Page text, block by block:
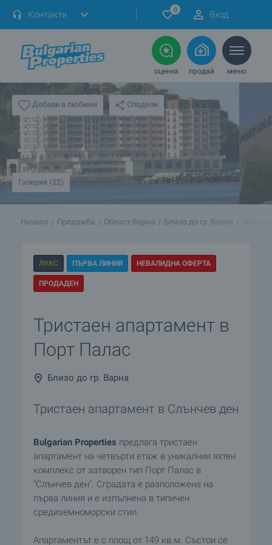
Контакти 0 Вход
оценка продай меню
Добави в любими Сподели
Галерия (22)
Начало Продажба Област Варна Близо до гр. Варна
ЛУКС ПЪРВА ЛИНИЯ НЕВАЛИДНА ОФЕРТА
ПРОДАДЕН
Тристаен апартамент в
Порт Палас
Близо до гр. Варна
Тристаен апартамент в Слънчев ден
Bulgarian Properties предлага тристаен
апартамент на четвърти етаж в уникалния яхтен
комплекс от затворен тип Порт Палас в
"Слънчев ден". Сградата е разположена на
първа линия и е изпълнена в типичен
средиземноморски стил.
Апартаментът е с площ от 149 кв.м. Състои се